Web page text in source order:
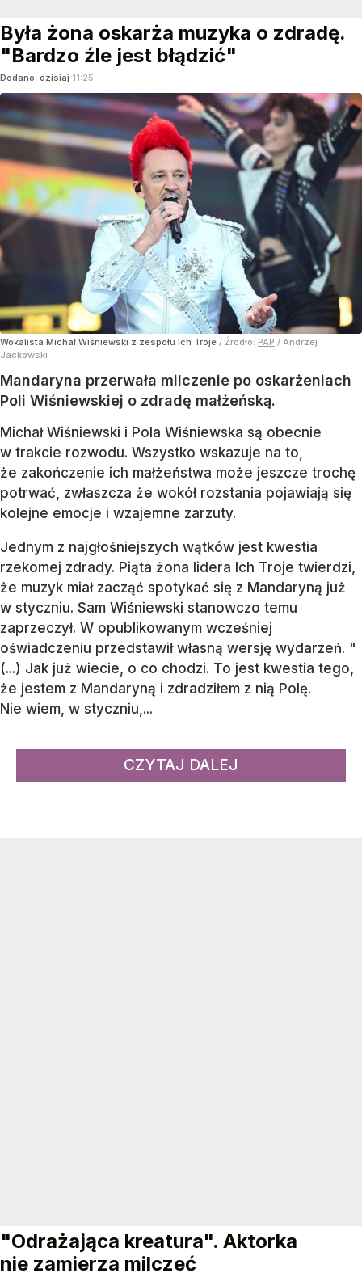
Była żona oskarża muzyka o zdradę.
"Bardzo źle jest błądzić"
Dodano: dzisiaj 11:25
Wokalista Michał Wiśniewski z zespołu Ich Troje / Źródło: PAP / Andrzej
Jackowski
Mandaryna przerwała milczenie po oskarżeniach
Poli Wiśniewskiej o zdradę małżeńską.
Michał Wiśniewski i Pola Wiśniewska są obecnie
w trakcie rozwodu. Wszystko wskazuje na to,
że zakończenie ich małżeństwa może jeszcze trochę
potrwać, zwłaszcza że wokół rozstania pojawiają się
kolejne emocje i wzajemne zarzuty.
Jednym z najgłośniejszych wątków jest kwestia
rzekomej zdrady. Piąta żona lidera Ich Troje twierdzi,
że muzyk miał zacząć spotykać się z Mandaryną już
w styczniu. Sam Wiśniewski stanowczo temu
zaprzeczył. W opublikowanym wcześniej
oświadczeniu przedstawił własną wersję wydarzeń. "
(...) Jak już wiecie, o co chodzi. To jest kwestia tego,
że jestem z Mandaryną i zdradziłem z nią Polę.
Nie wiem, w styczniu,...
CZYTAJ DALEJ
"Odrażająca kreatura". Aktorka
nie zamierza milczeć